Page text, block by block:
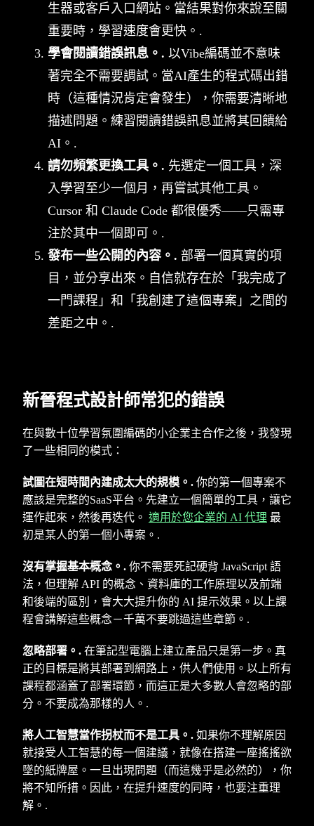
生器或客戶入口網站。當結果對你來說至關
重要時，學習速度會更快。.
學會閱讀錯誤訊息。. 以Vibe編碼並不意味
著完全不需要調試。當AI產生的程式碼出錯
時（這種情況肯定會發生），你需要清晰地
描述問題。練習閱讀錯誤訊息並將其回饋給
AI。.
請勿頻繁更換工具。. 先選定一個工具，深
入學習至少一個月，再嘗試其他工具。
Cursor 和 Claude Code 都很優秀——只需專
注於其中一個即可。.
發布一些公開的內容。. 部署一個真實的項
目，並分享出來。自信就存在於「我完成了
一門課程」和「我創建了這個專案」之間的
差距之中。.
新晉程式設計師常犯的錯誤
在與數十位學習氛圍編碼的小企業主合作之後，我發現
了一些相同的模式：
試圖在短時間內建成太大的規模。. 你的第一個專案不
應該是完整的SaaS平台。先建立一個簡單的工具，讓它
運作起來，然後再迭代。 適用於您企業的 AI 代理 最
初是某人的第一個小專案。.
沒有掌握基本概念。. 你不需要死記硬背 JavaScript 語
法，但理解 API 的概念、資料庫的工作原理以及前端
和後端的區別，會大大提升你的 AI 提示效果。以上課
程會講解這些概念－千萬不要跳過這些章節。.
忽略部署。. 在筆記型電腦上建立產品只是第一步。真
正的目標是將其部署到網路上，供人們使用。以上所有
課程都涵蓋了部署環節，而這正是大多數人會忽略的部
分。不要成為那樣的人。.
將人工智慧當作拐杖而不是工具。. 如果你不理解原因
就接受人工智慧的每一個建議，就像在搭建一座搖搖欲
墜的紙牌屋。一旦出現問題（而這幾乎是必然的），你
將不知所措。因此，在提升速度的同時，也要注重理
解。.